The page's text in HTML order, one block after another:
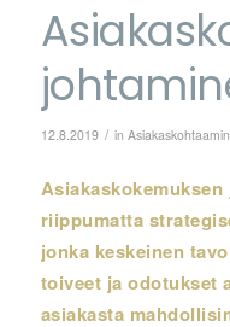
12.8.2019 / in
riippumatta
jonka keskeinen
toiveet ja odotukset
asiakasta